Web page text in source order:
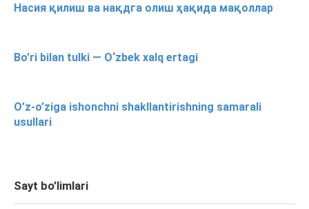
Насия қилиш ва нақдга олиш ҳақида мақоллар
Bo’ri bilan tulki — O‘zbek xalq ertagi
O’z-o’ziga ishonchni shakllantirishning samarali
usullari
Sayt bo’limlari